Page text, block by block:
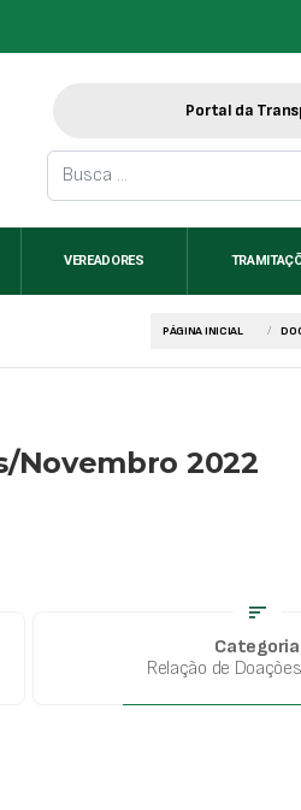
Portal da
VEREADORES
PÁGINA INICIAL
Novembro 2022
sort
Categoria
Relação de